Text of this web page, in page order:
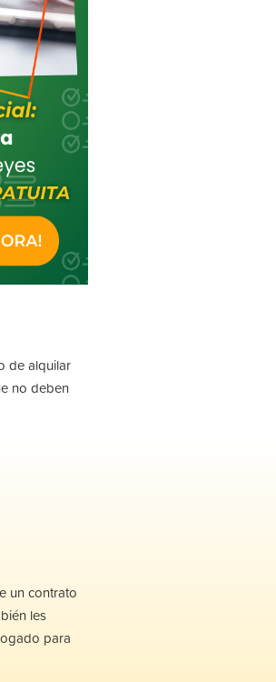
de alquilar
no deben
uncontrato
les
para